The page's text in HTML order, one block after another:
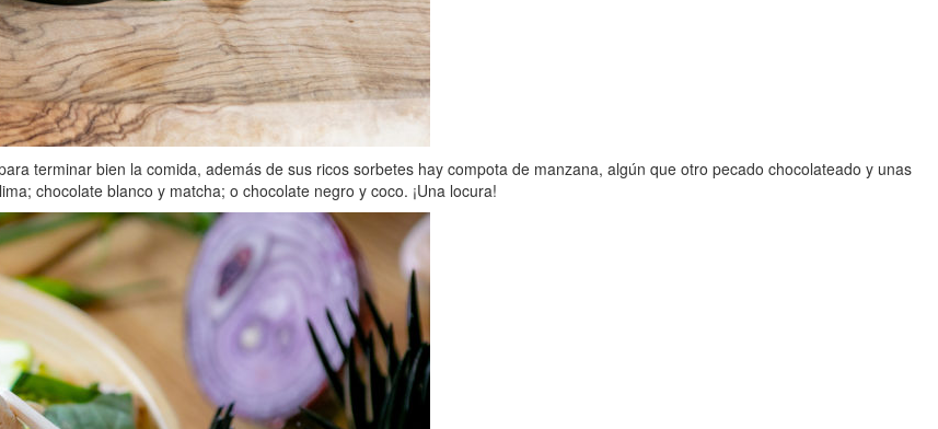
terminar bien la comida, además de sus ricos sorbetes hay compota de manzana, algún que otro pecado chocolateado y unas
chocolate blanco y matcha; o chocolate negro y coco. ¡Una locura!